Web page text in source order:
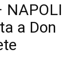
NAPOLI
a Don